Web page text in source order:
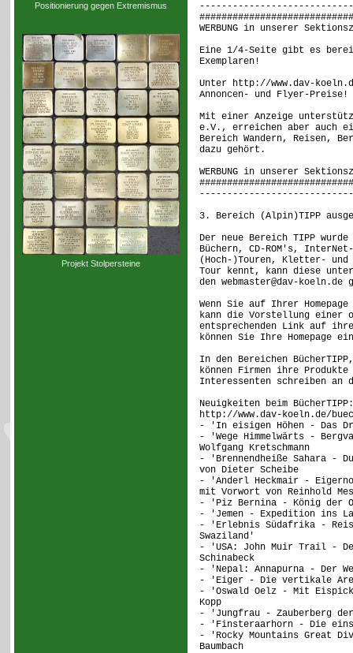
Positionierung gegen Extremismus
Projekt Stolpersteine
WERBUNG in unserer
Eine 1/4-Seite gibt es
Exemplaren!
Unter http://www.dav-
Annoncen- und Flyer-Preise!
Mit einer Anzeige
e.V., erreichen aber auch
Bereich Wandern, Reisen,
dazu gehört.
WERBUNG in unserer
3. Bereich (Alpin)TIPP
Der neue Bereich TIPP
Büchern, CD-ROM's,
(Hoch-)Touren, Kletter-
Tour kennt, kann diese
den webmaster@dav-koeln.de
Wenn Sie auf Ihrer
kann die Vorstellung einer
entsprechenden Link auf ihre
können Sie Ihre Homepage
In den Bereichen
können Firmen ihre
Interessenten schreiben an
Neuigkeiten beim BücherTIPP:
http://www.dav-koeln.de/
- 'In eisigen Höhen - Das
- 'Wege Himmelwärts -
Wolfgang Kretschmann
- 'Brennendheiße Sahara -
von Dieter Scheibe
- 'Anderl Heckmair -
mit Vorwort von Reinhold
- 'Piz Bernina - König der
- 'Jemen - Expedition ins
- 'Erlebnis Südafrika -
Swaziland'
- 'USA: John Muir Trail -
Schinabeck
- 'Nepal: Annapurna - Der
- 'Eiger - Die vertikale
- 'Oswald Oelz - Mit
Kopp
- 'Jungfrau - Zauberberg der
- 'Finsteraarhorn - Die
- 'Rocky Mountains Great
Baumbach